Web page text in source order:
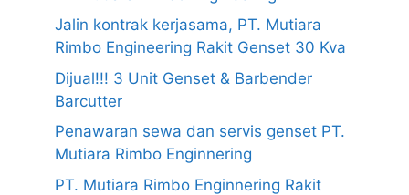
Jalin kontrak kerjasama, PT. Mutiara
Rimbo Engineering Rakit Genset 30 Kva
Dijual!!! 3 Unit Genset & Barbender
Barcutter
Penawaran sewa dan servis genset PT.
Mutiara Rimbo Enginnering
PT. Mutiara Rimbo Enginnering Rakit